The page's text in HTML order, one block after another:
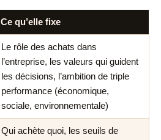
Ce qu’elle fixe
Le rôle des achats dans
l’entreprise, les valeurs qui guident
les décisions, l’ambition de triple
performance (économique,
sociale, environnementale)
Qui achète quoi, les seuils de